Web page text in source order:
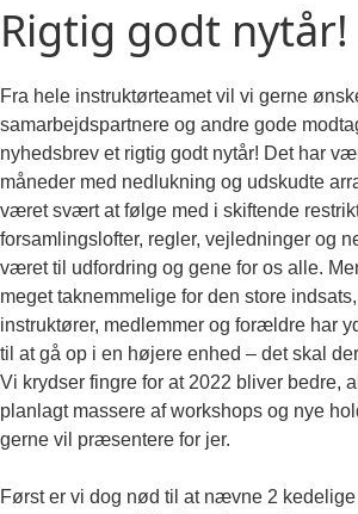
Rigtig godt nytår!
Fra hele instruktørteamet vil vi gerne
samarbejdspartnere og andre gode
nyhedsbrev et rigtig godt nytår! Det har
måneder med nedlukning og udskudte
været svært at følge med i skiftende
forsamlingslofter, regler, vejledninger og
været til udfordring og gene for os alle.
meget taknemmelige for den store
instruktører, medlemmer og forældre har
til at gå op i en højere enhed – det skal
Vi krydser fingre for at 2022 bliver bedre,
planlagt massere af workshops og nye
gerne vil præsentere for jer.
Først er vi dog nød til at nævne 2